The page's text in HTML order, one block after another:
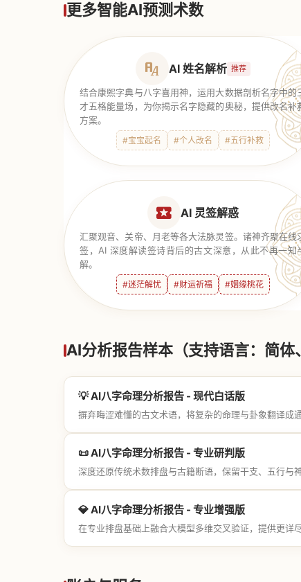
更多智能AI预测术数
AI 姓名解析 推荐
结合康熙字典与八字喜用神，运用大数据剖析名字中的
才五格能量场，为你揭示名字隐藏的奥秘，提供改名补
方案。
#宝宝起名 #个人改名 #五行补救
AI 灵签解惑
汇聚观音、关帝、月老等各大法脉灵签。诸神齐聚在线
签，AI 深度解读签诗背后的古文深意，从此不再一知
解。
#迷茫解忧 #财运祈福 #姻缘桃花
AI分析报告样本（支持语言：简体
💡 AI八字命理分析报告 - 现代白话版
摒弃晦涩难懂的古文术语，将复杂的命理与卦象翻译成
📜 AI八字命理分析报告 - 专业研判版
深度还原传统术数排盘与古籍断语，保留干支、五行与
💎 AI八字命理分析报告 - 专业增强版
在专业排盘基础上融合大模型多维交叉验证，提供更详